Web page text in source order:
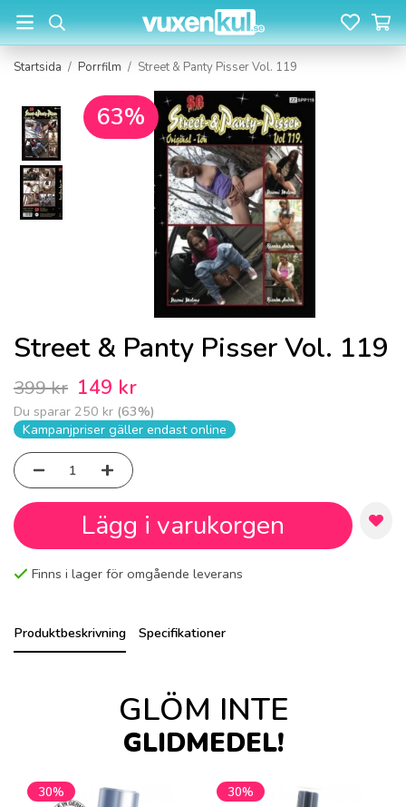
Startsida / Porrfilm / Street & Panty Pisser Vol. 119
63%
Street & Panty Pisser Vol. 119
399 kr 149 kr
Du sparar 250 kr (63%)
Kampanjpriser gäller endast online
Lägg i varukorgen
Finns i lager för omgående leverans
Produktbeskrivning Specifikationer
GLÖM INTE
GLIDMEDEL!
30% 30%